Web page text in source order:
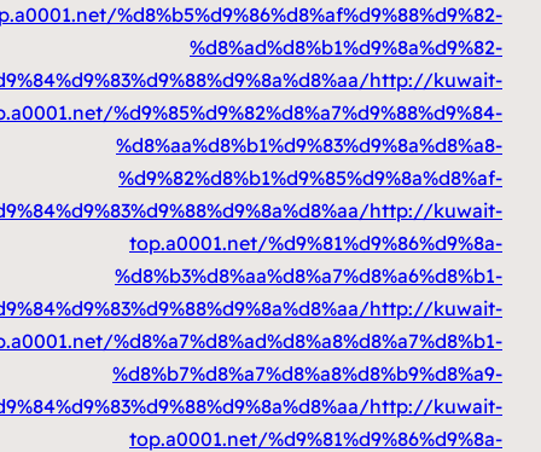
top.a0001.net/
top.a0001.net/
top.a0001.net/
top.a0001.net/
top.a0001.net/